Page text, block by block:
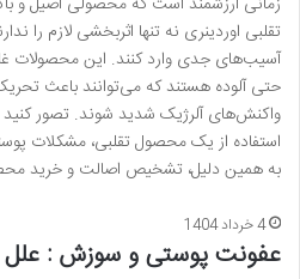
تقلبی اوردینری نه تنها اثربخشی لازم را
آسیب‌های جدی وارد کنند. این محصولات
حتی آلوده هستند که می‌توانند باعث
واکنش‌های آلرژیک شدید شوند. تصور
استفاده از یک محصول تقلبی، مشکلات
به همین دلیل، تشخیص اصالت و خرید
4 خرداد 1404
عفونت پوستی و سوزش : علل